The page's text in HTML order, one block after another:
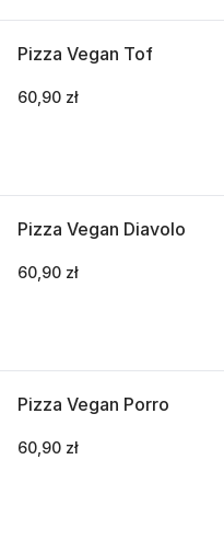
Pizza Vegan Tof
60,90 zł
Pizza Vegan Diavolo
60,90 zł
Pizza Vegan Porro
60,90 zł